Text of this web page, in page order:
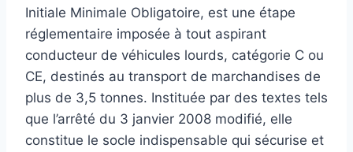
Initiale Minimale Obligatoire, est une étape
réglementaire imposée à tout aspirant
conducteur de véhicules lourds, catégorie C ou
CE, destinés au transport de marchandises de
plus de 3,5 tonnes. Instituée par des textes tels
que l’arrêté du 3 janvier 2008 modifié, elle
constitue le socle indispensable qui sécurise et